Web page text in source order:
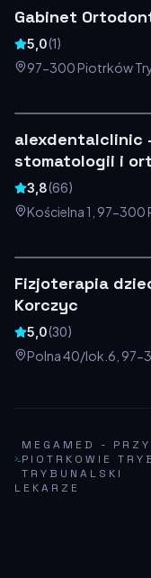
Gabinet
5,0(1)
97-300 Piotrków
alexdentalclinic
stomatologii i
3,8(66)
Kościelna 1, 97-300
Fizjoterapia
Korczyc
5,0(30)
Polna 40/lok.6, 97-
MEGAMED -
PIOTRKOWIE
TRYBUNALSKI
LEKARZE